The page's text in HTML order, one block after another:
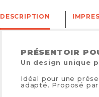
DESCRIPTION
PRÉSENTOIR
Un design unique
Idéal pour une
adapté. Proposé